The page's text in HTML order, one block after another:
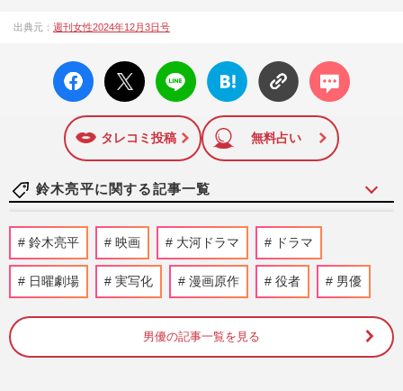
シップや事件、皇室の話題、感動ドキュメント、美容・健
12日号で「眞子さま嫁ぎ先の“義母”が抱える400万円超の“借金
トラブル”」報道をスクープ。この一報から約2か月後、宮内庁
は結婚延期を発表。同記事は2018年の「編集者が選ぶ雑誌ジ
ャーナリズム賞」大賞を受賞した。毎週火曜日発売。
出典元： 週刊女性2024年12月3日号
facebo
ok い
X ポス
ト
LINE
はてな
ブック
に追加
コメン
ト
タレコミ投稿 無料占い
鈴木亮平に関する記事一覧
鈴木亮平の主演映画『TOKYO MER』完成
披露あいさつ“中止”の不穏「放映してほし
い」TBSに聞いた公開延期・…
週刊女性PRIME 2026/8/1
鈴木亮平『シティーハンター2』超大規模
撮影で「お力を…」エキストラ呼びかけ、
鈴木亮平 映画 大河ドラマ ドラマ
日曜劇場 実写化 漫画原作 役者 男優
男優の記事一覧を見る